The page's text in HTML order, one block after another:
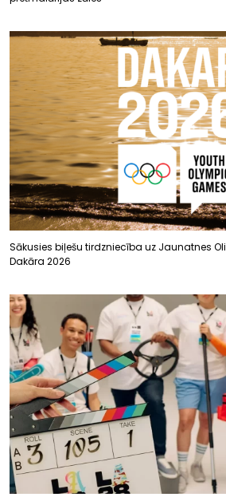
Sākusies biļešu tirdzniecība uz Jaunatnes
Dakāra 2026